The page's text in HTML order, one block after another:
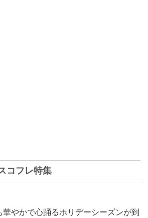
コフレ特集
やかで心踊るホリデーシーズンが到